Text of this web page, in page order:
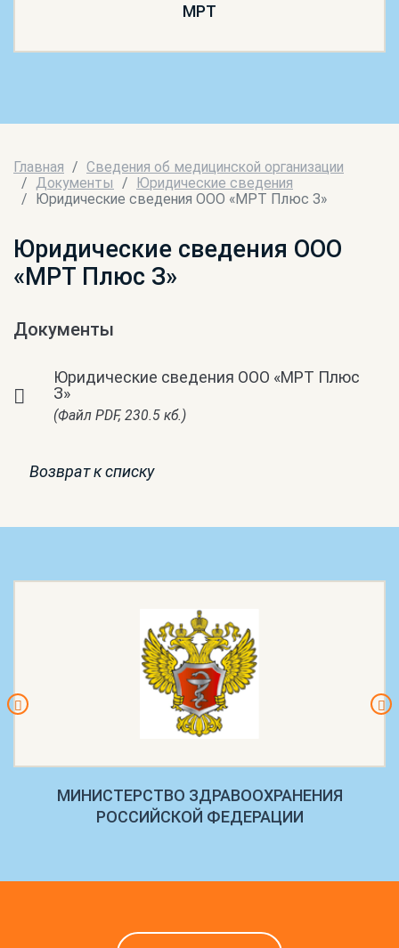
МРТ
Главная
Сведения об медицинской организации
Документы
Юридические сведения
Юридические сведения ООО «‎МРТ Плюс З»‎
Юридические сведения ООО
«‎МРТ Плюс З»‎
Документы
Юридические сведения ООО «‎МРТ Плюс
З»‎
(Файл PDF, 230.5 кб.)
Возврат к списку
МИНИСТЕРСТВО ЗДРАВООХРАНЕНИЯ
РОССИЙСКОЙ ФЕДЕРАЦИИ